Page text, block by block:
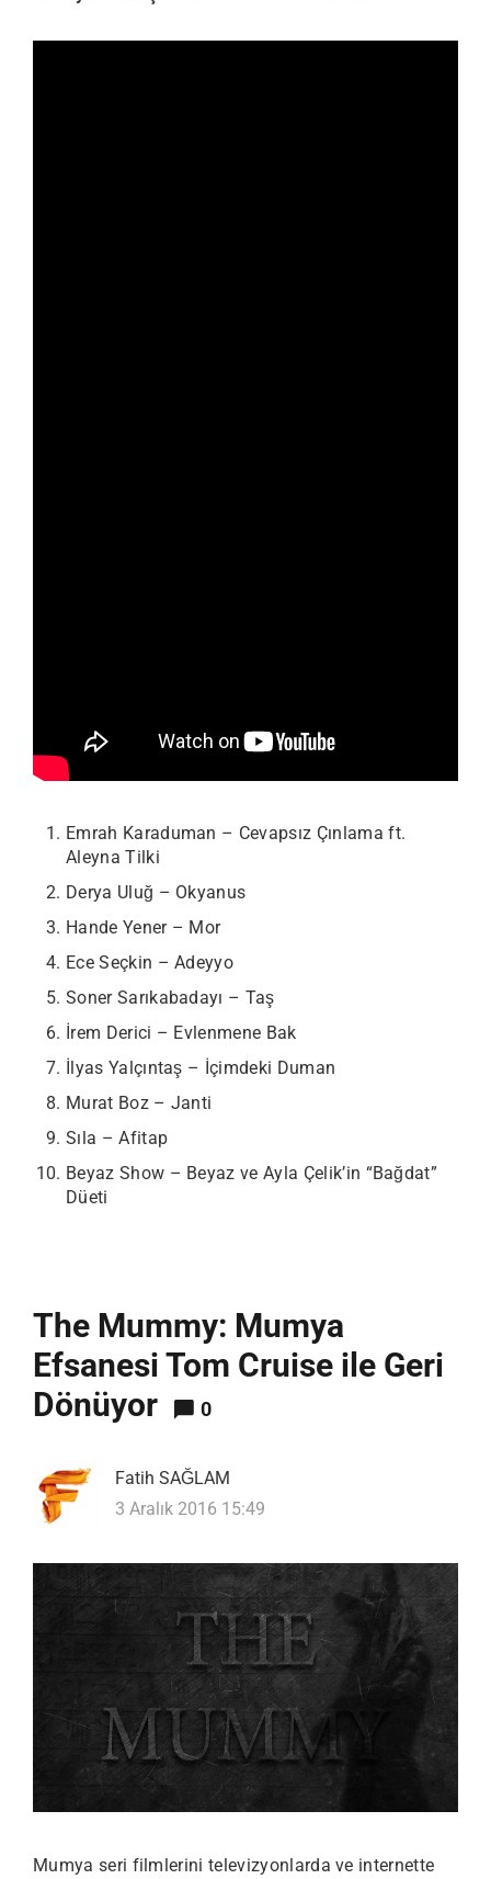
Emrah Karaduman – Cevapsız Çınlama ft.
Aleyna Tilki
Derya Uluğ – Okyanus
Hande Yener – Mor
Ece Seçkin – Adeyyo
Soner Sarıkabadayı – Taş
İrem Derici – Evlenmene Bak
İlyas Yalçıntaş – İçimdeki Duman
Murat Boz – Janti
Sıla – Afitap
Beyaz Show – Beyaz ve Ayla Çelik’in “Bağdat”
Düeti
The Mummy: Mumya
Efsanesi Tom Cruise ile Geri
Dönüyor
0
Fatih SAĞLAM
3 Aralık 2016 15:49
Mumya seri filmlerini televizyonlarda ve internette